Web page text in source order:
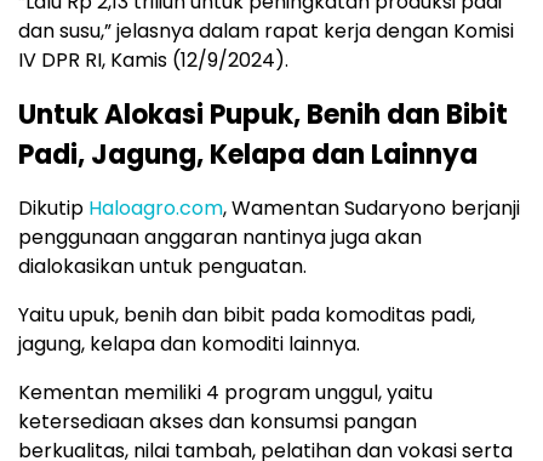
dan susu,” jelasnya dalam rapat kerja dengan Komisi
IV DPR RI, Kamis (12/9/2024).
Untuk Alokasi Pupuk, Benih dan Bibit
Padi, Jagung, Kelapa dan Lainnya
Dikutip Haloagro.com, Wamentan Sudaryono berjanji
penggunaan anggaran nantinya juga akan
dialokasikan untuk penguatan.
Yaitu upuk, benih dan bibit pada komoditas padi,
jagung, kelapa dan komoditi lainnya.
Kementan memiliki 4 program unggul, yaitu
ketersediaan akses dan konsumsi pangan
berkualitas, nilai tambah, pelatihan dan vokasi serta